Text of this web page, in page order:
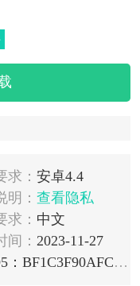
求： 安卓4.4
明： 查看隐私
求： 中文
间： 2023-11-27
MD5：BF1C3F90AFCF7242F59F285189A64898